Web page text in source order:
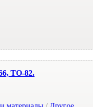
ТО-82.